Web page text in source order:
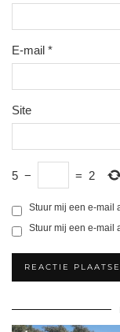
E-mail *
Site
5 − = 2
Stuur mij een e-mail
Stuur mij een e-mail